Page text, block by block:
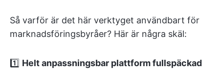
Så varför är det här verktyget användbart för
marknadsföringsbyråer? Här är några skäl:
1️⃣ Helt anpassningsbar plattform fullspäckad